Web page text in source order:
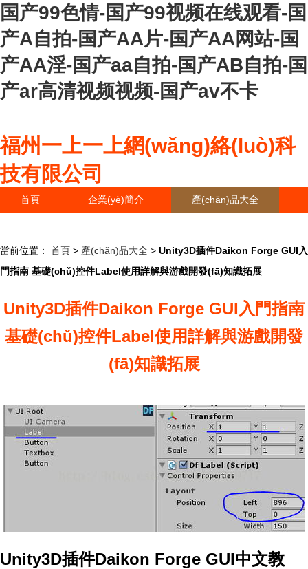
国产99色情-国产99视频在线观看-国
产A自拍-国产AA片-国产AA网站-国
产AA淫-国产aa自拍-国产AB自拍-国
产ar高清视频视频-国产av不卡
福州一上一上網(wǎng)絡(luò)科
技有限公司
首頁 企業(yè)簡介 產(chǎn)品大全
當前位置： 首頁 > 產(chǎn)品大全 > Unity3D插件Daikon Forge GUI入
門指南 基礎(chǔ)控件Label使用詳解與游戲開發(fā)知識拓展
Unity3D插件Daikon Forge GUI入門指南
基礎(chǔ)控件Label使用詳解與游戲開發
(fā)知識拓展
Unity3D插件Daikon Forge GUI中文教